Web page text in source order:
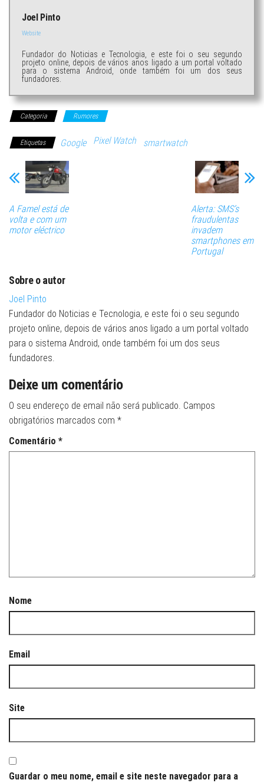
Joel Pinto
Website
Fundador do Noticias e Tecnologia, e este foi o seu segundo
projeto online, depois de vários anos ligado a um portal voltado
para o sistema Android, onde também foi um dos seus
fundadores.
Categoria Rumores
Etiquetas Google Pixel Watch smartwatch
A Famel está de
volta e com um
motor eléctrico
Alerta: SMS’s
fraudulentas
invadem
smartphones em
Portugal
Sobre o autor
Joel Pinto
Fundador do Noticias e Tecnologia, e este foi o seu segundo
projeto online, depois de vários anos ligado a um portal voltado
para o sistema Android, onde também foi um dos seus
fundadores.
Deixe um comentário
O seu endereço de email não será publicado. Campos
obrigatórios marcados com *
Comentário *
Nome
Email
Site
Guardar o meu nome, email e site neste navegador para a